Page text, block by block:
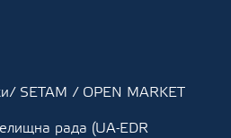
SETAM / OPEN MARKET
рада (UA-EDR